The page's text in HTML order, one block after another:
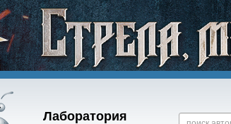
Лаборатория